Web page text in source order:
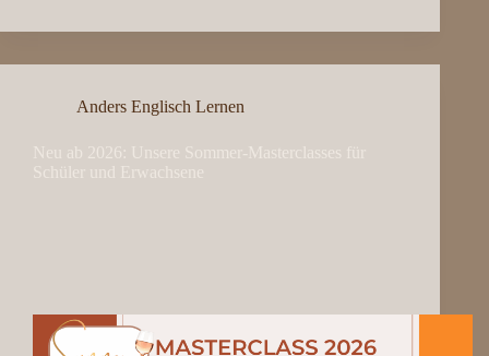
Anders Englisch Lernen